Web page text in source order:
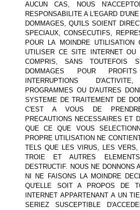
AUCUN CAS, NOUS
RESPONSABILITE A L'EGARD
DOMMAGES, QU'ILS SOIENT
SPECIAUX, CONSECUTIFS,
POUR LA MOINDRE UTILISATION
UTILISER CE SITE INTERNET OU
COMPRIS, SANS TOUTEFOIS
DOMMAGES POUR
INTERRUPTIONS
PROGRAMMES OU D'AUTRES
SYSTEME DE TRAITEMENT DE
C'EST A VOUS DE
PRECAUTIONS NECESSAIRES ET
QUE CE QUE VOUS
PROPRE UTILISATION NE
TELS QUE LES VIRUS, LES
TROIE ET AUTRES
DESTRUCTIF. NOUS NE DONNONS
NI NE FAISONS LA MOINDRE
QU'ELLE SOIT A PROPOS DE
INTERNET APPARTENANT A UN
SERIEZ SUSCEPTIBLE